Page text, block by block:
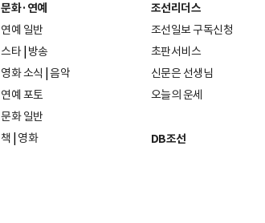
문화·연예
연예 일반
스타 방송
영화 소식 음악
연예 포토
문화 일반
책
영화
조선리더스
조선일보 구독신청
초판서비스
신문은 선생님
오늘의 운세
DB조선